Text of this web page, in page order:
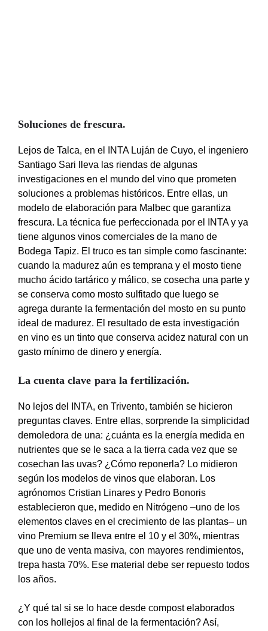
Soluciones de frescura.
Lejos de Talca, en el INTA Luján de Cuyo, el ingeniero
Santiago Sari lleva las riendas de algunas
investigaciones en el mundo del vino que prometen
soluciones a problemas históricos. Entre ellas, un
modelo de elaboración para Malbec que garantiza
frescura. La técnica fue perfeccionada por el INTA y ya
tiene algunos vinos comerciales de la mano de
Bodega Tapiz. El truco es tan simple como fascinante:
cuando la madurez aún es temprana y el mosto tiene
mucho ácido tartárico y málico, se cosecha una parte y
se conserva como mosto sulfitado que luego se
agrega durante la fermentación del mosto en su punto
ideal de madurez. El resultado de esta investigación
en vino es un tinto que conserva acidez natural con un
gasto mínimo de dinero y energía.
La cuenta clave para la fertilización.
No lejos del INTA, en Trivento, también se hicieron
preguntas claves. Entre ellas, sorprende la simplicidad
demoledora de una: ¿cuánta es la energía medida en
nutrientes que se le saca a la tierra cada vez que se
cosechan las uvas? ¿Cómo reponerla? Lo midieron
según los modelos de vinos que elaboran. Los
agrónomos Cristian Linares y Pedro Bonoris
establecieron que, medido en Nitrógeno –uno de los
elementos claves en el crecimiento de las plantas– un
vino Premium se lleva entre el 10 y el 30%, mientras
que uno de venta masiva, con mayores rendimientos,
trepa hasta 70%. Ese material debe ser repuesto todos
los años.
¿Y qué tal si se lo hace desde compost elaborados
con los hollejos al final de la fermentación? Así,